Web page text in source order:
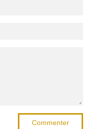
Commenter